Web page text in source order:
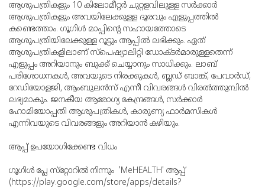
ആശുപത്രികളും 10 കിലോമീറ്റര്‍ ചുറ്റളവിലുള്ള സര്‍ക്കാര്‍
ആശുപത്രികളും അവയിലേക്കുള്ള ദൂരവും എളുപ്പത്തില്‍
കണ്ടെത്താം. ഗൂഗിള്‍ മാപ്പിന്റെ സഹായത്തോടെ
ആശുപത്രിയിലേക്കുള്ള റൂട്ടും ആപ്പില്‍ ലഭിക്കും. ഏത്
ആശുപത്രികളിലാണ് സ്‌പെഷ്യാലിറ്റി ഡോക്ടര്‍മാരുള്ളതെന്ന്
എളുപ്പം അറിയാനും ബുക്ക് ചെയ്യാനും സാധിക്കും. ലാബ്
പരിശോധനകള്‍, അവയുടെ നിരക്കുകള്‍, ബ്ലഡ് ബാങ്ക്, പേവാര്‍ഡ്,
റേഡിയോളജി, ആംബുലന്‍സ് എന്നീ വിവരങ്ങള്‍ വിരല്‍ത്തുമ്പില്‍
ലഭ്യമാകും. ജനകീയ ആരോഗ്യ കേന്ദ്രങ്ങള്‍, സര്‍ക്കാര്‍
ഹോമിയോപ്പതി ആശുപത്രികള്‍, കാരുണ്യ ഫാര്‍മസികള്‍
എന്നിവയുടെ വിവരങ്ങളും അറിയാന്‍ കഴിയും.
ആപ്പ് ഉപയോഗിക്കേണ്ട വിധം
ഗൂഗിള്‍ പ്ലേ സ്‌റ്റോറില്‍ നിന്നും 'MeHEALTH' ആപ്പ്
(https://play.google.com/store/apps/details?